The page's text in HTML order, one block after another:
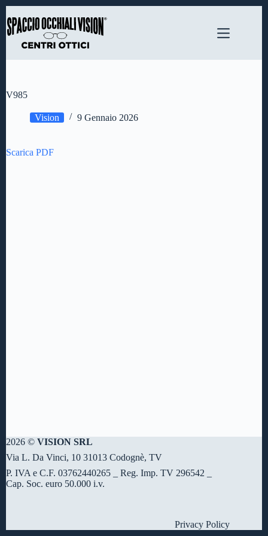
al
contenuto
V985
Vision 9 Gennaio 2026
Scarica PDF
2026 © VISION SRL
Via L. Da Vinci, 10 31013 Codognè, TV
P. IVA e C.F. 03762440265 _ Reg. Imp. TV 296542 _
Cap. Soc. euro 50.000 i.v.
Privacy Policy